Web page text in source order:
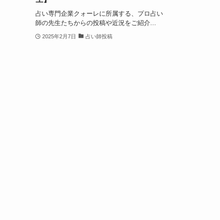
占い専門企業クォーレに所属する、プロ占い
師の先生たちからの投稿や近況をご紹介...
2025年2月7日 占い師投稿